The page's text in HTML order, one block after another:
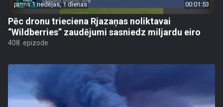
pirms 1 nedēļas, 1 dienas 00:01:53
Pēc dronu trieciena Rjazaņas noliktavai
“Wildberries” zaudējumi sasniedz miljardu eiro
408. epizode